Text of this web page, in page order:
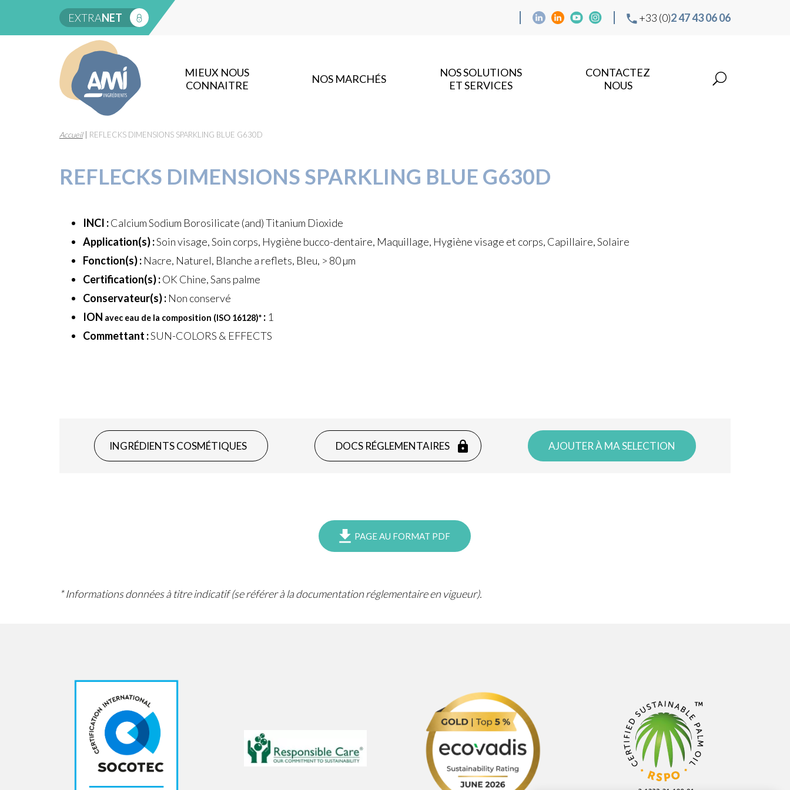
EXTRANET +33 (0)2 47 43 06 06
MIEUX NOUS
CONNAITRE
NOS MARCHÉS
NOS SOLUTIONS
ET SERVICES
CONTACTEZ
NOUS
Accueil| REFLECKS DIMENSIONS SPARKLING BLUE G630D
REFLECKS DIMENSIONS SPARKLING BLUE G630D
INCI :Calcium Sodium Borosilicate (and) Titanium Dioxide
Application(s) :Soin visage, Soin corps, Hygiène bucco-dentaire, Maquillage, Hygiène visage et corps, Capillaire, Solaire
Fonction(s) :Nacre, Naturel, Blanche a reflets, Bleu, > 80 µm
Certification(s) :OK Chine, Sans palme
Conservateur(s) :Non conservé
ION avec eau de la composition (ISO 16128)*:1
Commettant :SUN-COLORS & EFFECTS
INGRÉDIENTS COSMÉTIQUES DOCS RÉGLEMENTAIRES AJOUTER À MA SELECTION
PAGE AU FORMAT PDF
* Informations données à titre indicatif (se référer à la documentation réglementaire en vigueur).